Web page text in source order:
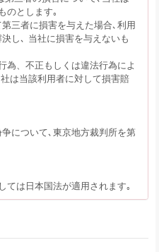
のとします｡
三者に損害を与えた場合､利用
し､ 当社に損害を与えないも
為、不正もしくは違法行為によ
は当該利用者に対して損害賠
について､東京地方裁判所を第
ては日本国法が適用されます｡